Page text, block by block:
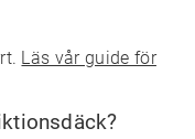
Läs vår guide för